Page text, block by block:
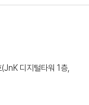
디지털타워 1층,